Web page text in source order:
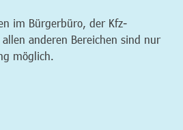
im Bürgerbüro, der Kfz-
anderen Bereichen sind nur
möglich.